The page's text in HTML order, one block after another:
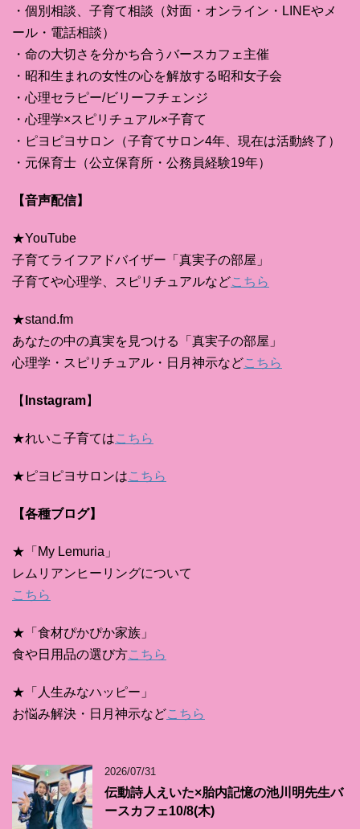
・個別相談、子育て相談（対面・オンライン・LINEやメ
ール・電話相談）
・命の大切さを分かち合うバースカフェ主催
・昭和生まれの女性の心を解放する昭和女子会
・心理セラピー/ビリーフチェンジ
・心理学×スピリチュアル×子育て
・ピヨピヨサロン（子育てサロン4年、現在は活動終了）
・元保育士（公立保育所・公務員経験19年）
【音声配信】
★YouTube
子育てライフアドバイザー「真実子の部屋」
子育てや心理学、スピリチュアルなどこちら
★stand.fm
あなたの中の真実を見つける「真実子の部屋」
心理学・スピリチュアル・日月神示などこちら
【 Instagram】
★れいこ子育てはこちら
★ピヨピヨサロンはこちら
【各種ブログ】
★「My Lemuria」
レムリアンヒーリングについて
こちら
★「食材ぴかぴか家族」
食や日用品の選び方こちら
★「人生みなハッピー」
お悩み解決・日月神示などこちら
2026/07/31
伝動詩人えいた×胎内記憶の池川明先生バ
ースカフェ10/8(木)